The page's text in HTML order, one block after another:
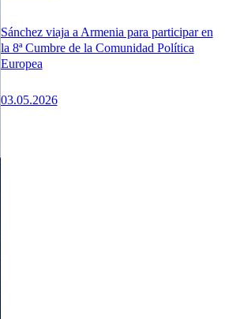
Sánchez viaja a Armenia para participar en
la 8ª Cumbre de la Comunidad Política
Europea
03.05.2026